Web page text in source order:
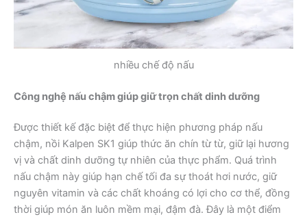
nhiều chế độ nấu
Công nghệ nấu chậm giúp giữ trọn chất dinh dưỡng
Được thiết kế đặc biệt để thực hiện phương pháp nấu
chậm, nồi Kalpen SK1 giúp thức ăn chín từ từ, giữ lại hương
vị và chất dinh dưỡng tự nhiên của thực phẩm. Quá trình
nấu chậm này giúp hạn chế tối đa sự thoát hơi nước, giữ
nguyên vitamin và các chất khoáng có lợi cho cơ thể, đồng
thời giúp món ăn luôn mềm mại, đậm đà. Đây là một điểm